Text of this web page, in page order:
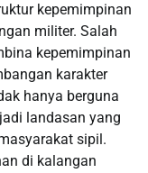
kepemimpinan
militer. Salah
kepemimpinan
karakter
hanya berguna
landasan yang
sipil.
di kalangan